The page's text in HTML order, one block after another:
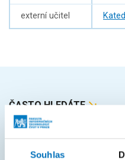
Souhlas
externí učitel
ČASTO HLEDÁTE
Harmonogram
Studijní oddělení